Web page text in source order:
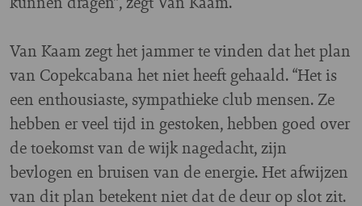
Van Kaam zegt het jammer te vinden dat het plan
van Copekcabana het niet heeft gehaald. “Het is
een enthousiaste, sympathieke club mensen. Ze
hebben er veel tijd in gestoken, hebben goed over
de toekomst van de wijk nagedacht, zijn
bevlogen en bruisen van de energie. Het afwijzen
van dit plan betekent niet dat de deur op slot zit.